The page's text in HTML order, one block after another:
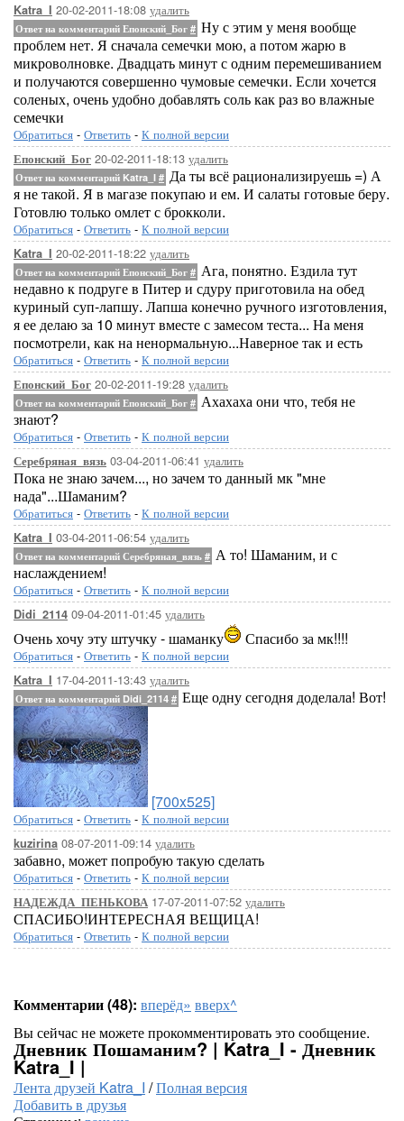
Katra_I 20-02-2011-18:08 удалить
Ответ на комментарий Епонский_Бог # Ну с этим у меня вообще
проблем нет. Я сначала семечки мою, а потом жарю в
микроволновке. Двадцать минут с одним перемешиванием
и получаются совершенно чумовые семечки. Если хочется
соленых, очень удобно добавлять соль как раз во влажные
семечки
Обратиться - Ответить - К полной версии
Епонский_Бог 20-02-2011-18:13 удалить
Ответ на комментарий Katra_I # Да ты всё рационализируешь =) А
я не такой. Я в магазе покупаю и ем. И салаты готовые беру.
Готовлю только омлет с брокколи.
Обратиться - Ответить - К полной версии
Katra_I 20-02-2011-18:22 удалить
Ответ на комментарий Епонский_Бог # Ага, понятно. Ездила тут
недавно к подруге в Питер и сдуру приготовила на обед
куриный суп-лапшу. Лапша конечно ручного изготовления,
я ее делаю за 10 минут вместе с замесом теста... На меня
посмотрели, как на ненормальную...Наверное так и есть
Обратиться - Ответить - К полной версии
Епонский_Бог 20-02-2011-19:28 удалить
Ответ на комментарий Епонский_Бог # Ахахаха они что, тебя не
знают?
Обратиться - Ответить - К полной версии
Серебряная_вязь 03-04-2011-06:41 удалить
Пока не знаю зачем..., но зачем то данный мк "мне
нада"...Шаманим?
Обратиться - Ответить - К полной версии
Katra_I 03-04-2011-06:54 удалить
Ответ на комментарий Серебряная_вязь # А то! Шаманим, и с
наслаждением!
Обратиться - Ответить - К полной версии
Didi_2114 09-04-2011-01:45 удалить
Очень хочу эту штучку - шаманку Спасибо за мк!!!!
Обратиться - Ответить - К полной версии
Katra_I 17-04-2011-13:43 удалить
Ответ на комментарий Didi_2114 # Еще одну сегодня доделала! Вот!
[700x525]
Обратиться - Ответить - К полной версии
kuzirina 08-07-2011-09:14 удалить
забавно, может попробую такую сделать
Обратиться - Ответить - К полной версии
НАДЕЖДА_ПЕНЬКОВА 17-07-2011-07:52 удалить
СПАСИБО!ИНТЕРЕСНАЯ ВЕЩИЦА!
Обратиться - Ответить - К полной версии
Комментарии (48): вперёд» вверх^
Вы сейчас не можете прокомментировать это сообщение.
Дневник Пошаманим? | Katra_I - Дневник
Katra_I |
Лента друзей Katra_I /Полная версия
Добавить в друзья